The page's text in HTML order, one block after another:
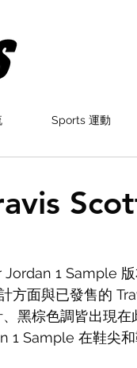
Sports 運動
1 Sample 版
方面與已發售的
黑棕色調皆出現在
1 Sample 在鞋尖